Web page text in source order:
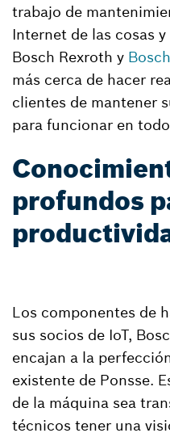
trabajo de
Internet de las cosas
Bosch Rexroth y
más cerca de hacer
clientes de mantener
para funcionar en
profundos
Los componentes de
sus socios de IoT,
encajan a la
existente de Ponsse.
de la máquina sea
técnicos tener una